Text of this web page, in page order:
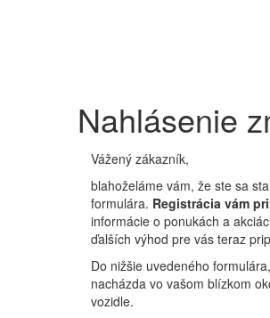
Nahlásenie
Vážený zákazník,
blahoželáme vám, že ste sa
formulára. Registrácia vám
informácie o ponukách a
ďalších výhod pre vás teraz
Do nižšie uvedeného
nacházda vo vašom blízkom
vozidle.